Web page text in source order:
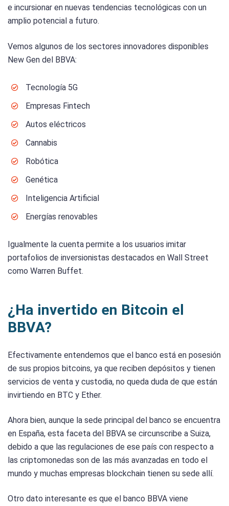
e incursionar en nuevas tendencias tecnológicas con un
amplio potencial a futuro.
Vemos algunos de los sectores innovadores disponibles
New Gen del BBVA:
Tecnología 5G
Empresas Fintech
Autos eléctricos
Cannabis
Robótica
Genética
Inteligencia Artificial
Energías renovables
Igualmente la cuenta permite a los usuarios imitar
portafolios de inversionistas destacados en Wall Street
como Warren Buffet.
¿Ha invertido en Bitcoin el
BBVA?
Efectivamente entendemos que el banco está en posesión
de sus propios bitcoins, ya que reciben depósitos y tienen
servicios de venta y custodia, no queda duda de que están
invirtiendo en BTC y Ether.
Ahora bien, aunque la sede principal del banco se encuentra
en España, esta faceta del BBVA se circunscribe a Suiza,
debido a que las regulaciones de ese país con respecto a
las criptomonedas son de las más avanzadas en todo el
mundo y muchas empresas blockchain tienen su sede allí.
Otro dato interesante es que el banco BBVA viene